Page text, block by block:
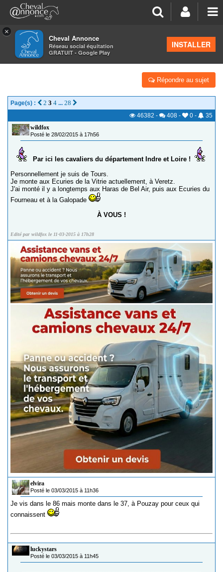
×
Cheval Annonce
Réseau social équitation
GRATUIT - Google Play
INSTALLER
>Les groupes régionaux>Centre
LES CAVALIERS DU 37 (INDRE-ET-LOIRE)
Répondre au sujet
Page(s) : 2 3 4 ... 28
46382 - 408 - 0 -
35
wildfox
Posté le 28/02/2015 à 17h56
Par ici les cavaliers du département Indre et Loire !
Personnellement je suis de Tours.
Je monte aux Ecuries de la Vitrie actuellement, à Veretz.
J'ai monté il y a longtemps aux Haras de Bel Air, puis aux Ecuries du
Fourneau et à la Galopade
À VOUS !
Edité par wildfox le 11-03-2015 à 17h28
elvira
Posté le 03/03/2015 à 11h36
Je vis dans le 86 mais monte dans le 37, à Pouzay pour ceux qui
connaissent
luckystars
Posté le 03/03/2015 à 11h45